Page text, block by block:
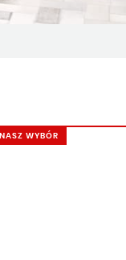
NASZ WYBÓR